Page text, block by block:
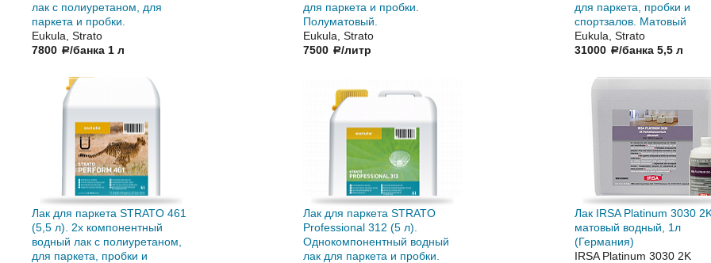
лак с полиуретаном, для
паркета и пробки.
Eukula, Strato
7800 a/банка 1 л
для паркета и пробки.
Полуматовый.
Eukula, Strato
7500 a/литр
для паркета, пробки и
спортзалов. Матовый
Eukula, Strato
31000 a/банка 5,5 л
Лак для паркета STRATO 461
(5,5 л). 2х компонентный
водный лак с полиуретаном,
для паркета, пробки и
Лак для паркета STRATO
Professional 312 (5 л).
Однокомпонентный водный
лак для паркета и пробки.
Лак IRSA Platinum 3030
матовый водный, 1л
(Германия)
IRSA Platinum 3030 2K